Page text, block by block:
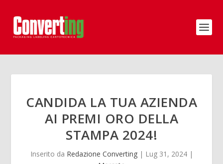
CANDIDA LA TUA AZIENDA
AI PREMI ORO DELLA
STAMPA 2024!
Inserito da Redazione Converting| Lug 31, 2024|